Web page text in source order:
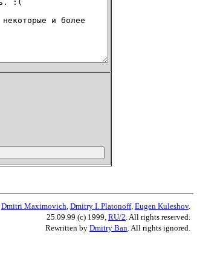
Dmitri Maximovich, Dmitry I. Platonoff, Eugen Kuleshov.
25.09.99 (c) 1999, RU/2. All rights reserved.
Rewritten by Dmitry Ban. All rights ignored.